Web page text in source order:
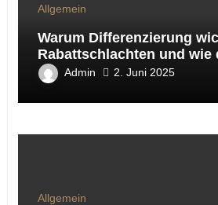
Allgemein
Warum Differenzierung
Rabattschlachten und wie
praxisnah umsetzt
Admin 2. Juni 2025
Allgemein